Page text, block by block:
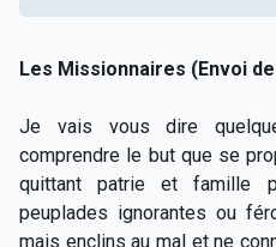
Les Missionnaires (Envoi
Je vais vous dire
comprendre le but que se
quittant patrie et famille
peuplades ignorantes ou
mais enclins au mal et ne